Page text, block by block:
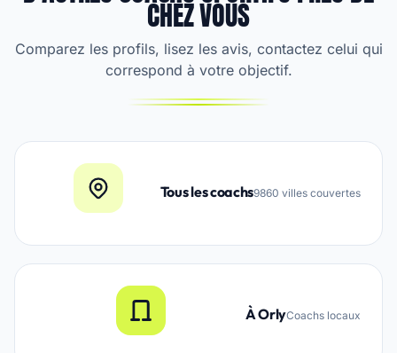
CHEZ VOUS
Comparez les profils, lisez les avis, contactez celui qui
correspond à votre objectif.
Tous les coachs9860 villes couvertes
À OrlyCoachs locaux